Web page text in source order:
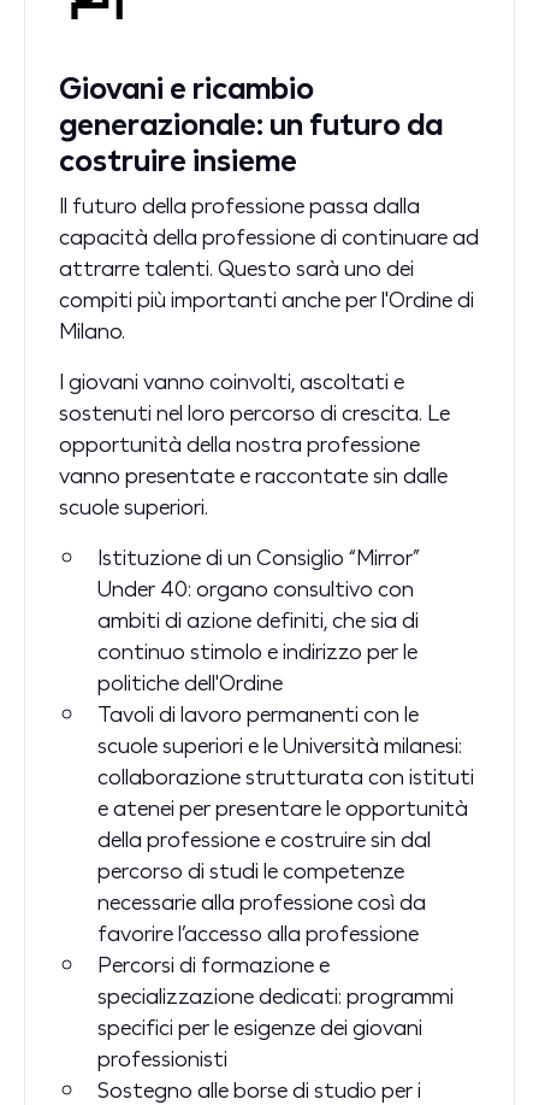
Giovani e ricambio
generazionale: un futuro da
costruire insieme
Il futuro della professione passa dalla
capacità della professione di continuare ad
attrarre talenti. Questo sarà uno dei
compiti più importanti anche per l'Ordine di
Milano.
I giovani vanno coinvolti, ascoltati e
sostenuti nel loro percorso di crescita. Le
opportunità della nostra professione
vanno presentate e raccontate sin dalle
scuole superiori.
Istituzione di un Consiglio “Mirror”
Under 40: organo consultivo con
ambiti di azione definiti, che sia di
continuo stimolo e indirizzo per le
politiche dell'Ordine
Tavoli di lavoro permanenti con le
scuole superiori e le Università milanesi:
collaborazione strutturata con istituti
e atenei per presentare le opportunità
della professione e costruire sin dal
percorso di studi le competenze
necessarie alla professione così da
favorire l’accesso alla professione
Percorsi di formazione e
specializzazione dedicati: programmi
specifici per le esigenze dei giovani
professionisti
Sostegno alle borse di studio per i